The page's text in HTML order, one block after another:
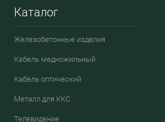
Каталог
Железобетонные изделия
Кабель медножильный
Кабель оптический
Металл для ККС
Телевидение